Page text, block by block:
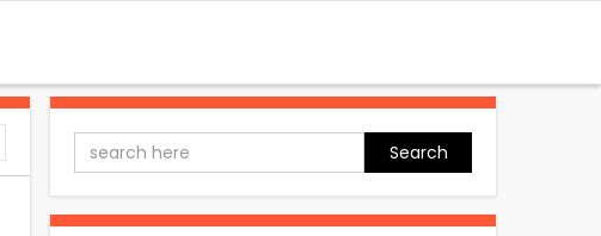
Search